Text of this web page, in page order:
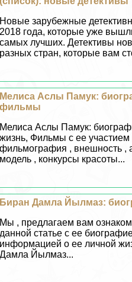
Новые зарубежные
2018 года, которые уже
самых лучших. Детективы
разных стран, которые вам
Мелиса Аслы Памук:
фильмы
Мелиса Аслы Памук:
жизнь, Фильмы с ее участием
фильмография , внешность ,
модель , конкурсы красоты...
Биран Дамла Йылмаз:
Мы , предлагаем вам
данной статье с ее
информацией о ее личной
Дамла Йылмаз...